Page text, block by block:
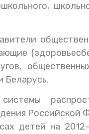
(
Беларусь.
Российской
детей на